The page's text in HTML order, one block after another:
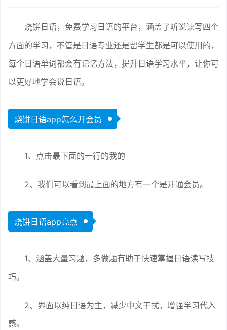
烧饼日语，免费学习日语的平台，涵盖了听说读写四个
方面的学习，不管是日语专业还是留学生都是可以使用的，
每个日语单词都会有记忆方法，提升日语学习水平，让你可
以更好地学会说日语。
烧饼日语app怎么开会员
1、点击最下面的一行的我的
2、我们可以看到最上面的地方有一个是开通会员。
烧饼日语app亮点
1、涵盖大量习题，多做题有助于快速掌握日语读写技
巧。
2、界面以纯日语为主，减少中文干扰，增强学习代入
感。